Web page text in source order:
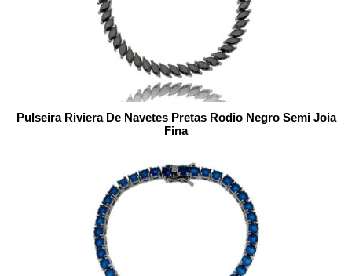
Pulseira Riviera De Navetes Pretas Rodio Negro Semi Joia
Fina